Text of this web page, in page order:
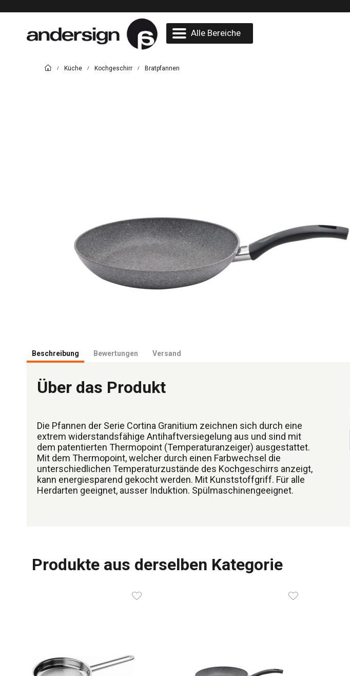
Alle Bereiche
/ Küche / Kochgeschirr / Bratpfannen
Beschreibung Bewertungen Versand
Über das Produkt
Die Pfannen der Serie Cortina Granitium zeichnen sich durch eine
extrem widerstandsfähige Antihaftversiegelung aus und sind mit
dem patentierten Thermopoint (Temperaturanzeiger) ausgestattet.
Mit dem Thermopoint, welcher durch einen Farbwechsel die
unterschiedlichen Temperaturzustände des Kochgeschirrs anzeigt,
kann energiesparend gekocht werden. Mit Kunststoffgriff. Für alle
Herdarten geeignet, ausser Induktion. Spülmaschinengeeignet.
Produkte aus derselben Kategorie